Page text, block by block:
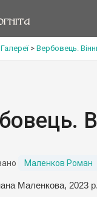
Галереї> Вербовець.
Маленков Роман
Маленкова, 2023 р.